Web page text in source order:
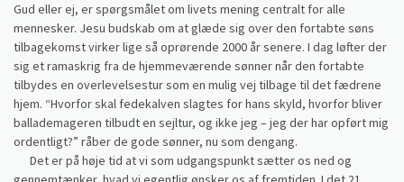
Gud eller ej, er spørgsmålet om livets mening centralt for alle
mennesker. Jesu budskab om at glæde sig over den fortabte søns
tilbagekomst virker lige så oprørende 2000 år senere. I dag løfter der
sig et ramaskrig fra de hjemmeværende sønner når den fortabte
tilbydes en overlevelsestur som en mulig vej tilbage til det fædrene
hjem. “Hvorfor skal fedekalven slagtes for hans skyld, hvorfor bliver
ballademageren tilbudt en sejltur, og ikke jeg – jeg der har opført mig
ordentligt?” råber de gode sønner, nu som dengang.
Det er på høje tid at vi som udgangspunkt sætter os ned og